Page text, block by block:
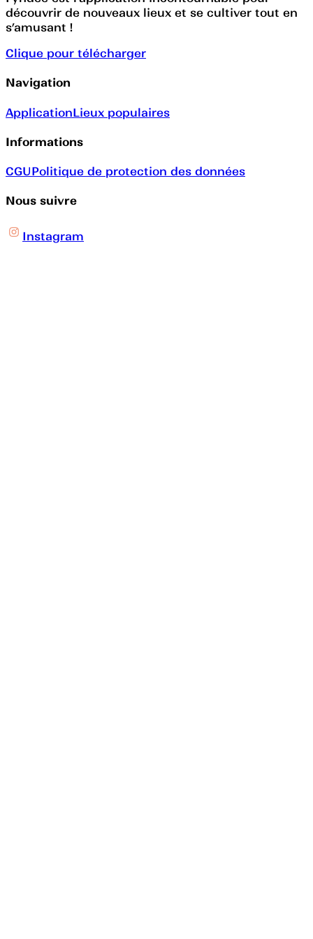
découvrir de nouveaux lieux et se cultiver tout en
s’amusant !
Clique pour télécharger
Navigation
ApplicationLieux populaires
Informations
CGUPolitique de protection des données
Nous suivre
Instagram